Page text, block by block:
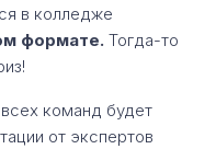
в колледже
формате. Тогда-то
команд будет
от экспертов